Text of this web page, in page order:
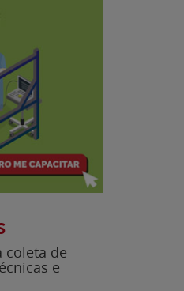
de
e